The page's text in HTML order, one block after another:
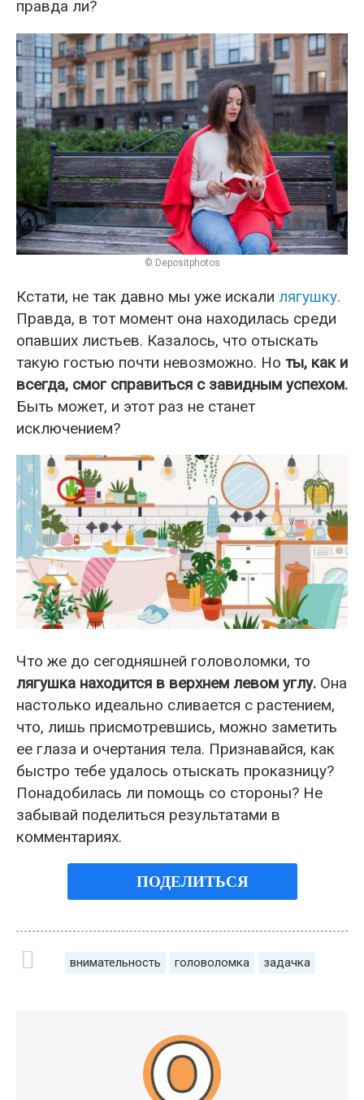
правда ли?
© Depositphotos
Кстати, не так давно мы уже искали лягушку.
Правда, в тот момент она находилась среди
опавших листьев. Казалось, что отыскать
такую гостью почти невозможно. Но ты, как и
всегда, смог справиться с завидным успехом.
Быть может, и этот раз не станет
исключением?
Что же до сегодняшней головоломки, то
лягушка находится в верхнем левом углу. Она
настолько идеально сливается с растением,
что, лишь присмотревшись, можно заметить
ее глаза и очертания тела. Признавайся, как
быстро тебе удалось отыскать проказницу?
Понадобилась ли помощь со стороны? Не
забывай поделиться результатами в
комментариях.
ПОДЕЛИТЬСЯ
внимательность головоломка задачка